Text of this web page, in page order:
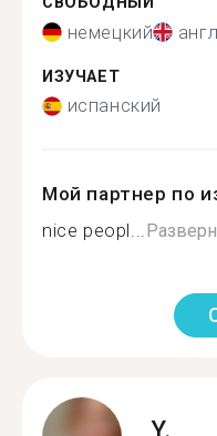
немецкий
ИЗУЧАЕТ
испанский
Мой партнер по
nice peopl...
Y.